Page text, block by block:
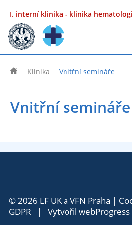
I. interní klinika - klinika
Klinika Vnitřní semináře
Vnitřní semináře
© 2026 LF UK a VFN Praha |
GDPR | Vytvořil webProgress